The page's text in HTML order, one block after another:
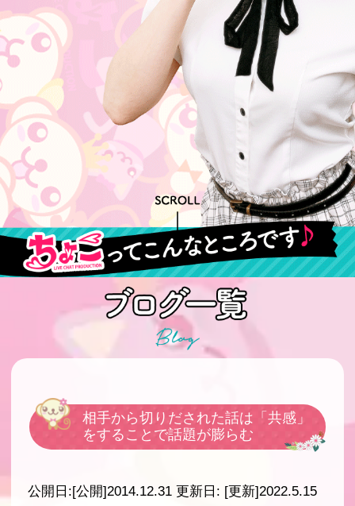
相手から切りだされた話は「共感」
をすることで話題が膨らむ
公開日:[公開]2014.12.31 更新日: [更新]2022.5.15